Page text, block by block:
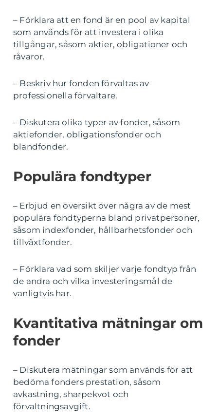
– Förklara att en fond är en pool av kapital
som används för att investera i olika
tillgångar, såsom aktier, obligationer och
råvaror.
– Beskriv hur fonden förvaltas av
professionella förvaltare.
– Diskutera olika typer av fonder, såsom
aktiefonder, obligationsfonder och
blandfonder.
Populära fondtyper
– Erbjud en översikt över några av de mest
populära fondtyperna bland privatpersoner,
såsom indexfonder, hållbarhetsfonder och
tillväxtfonder.
– Förklara vad som skiljer varje fondtyp från
de andra och vilka investeringsmål de
vanligtvis har.
Kvantitativa mätningar om
fonder
– Diskutera mätningar som används för att
bedöma fonders prestation, såsom
avkastning, sharpekvot och
förvaltningsavgift.